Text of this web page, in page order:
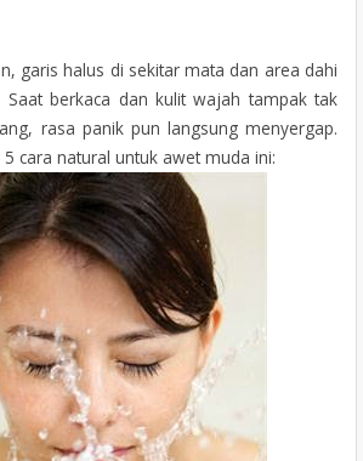
garis halus di sekitar mata dan area dahi
Saat berkaca dan kulit wajah tampak tak
rasa panik pun langsung menyergap.
cara natural untuk awet muda ini: